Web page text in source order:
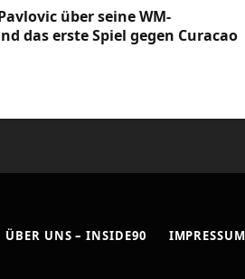
über seine WM-
das erste Spiel gegen Curacao
ÜBER UNS – INSIDE90 IMPRESSUM